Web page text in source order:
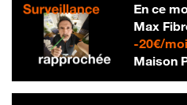
En ce
Max
-20€/
Maison